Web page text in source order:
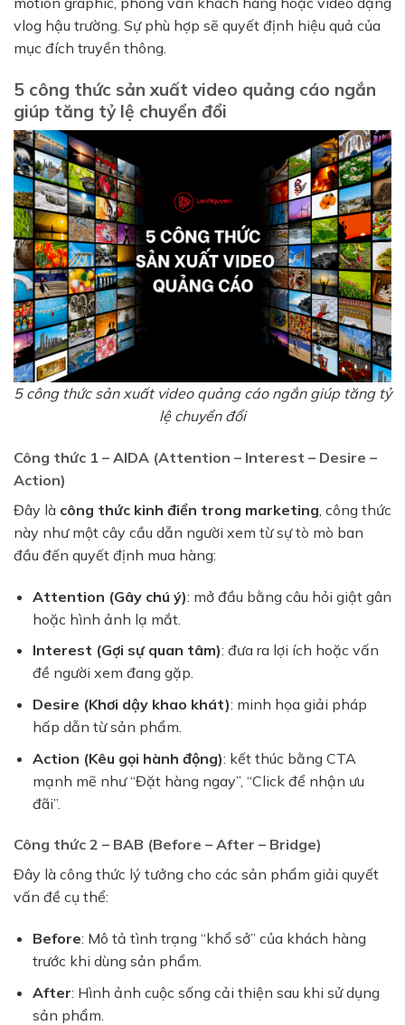
vlog hậu trường. Sự phù hợp sẽ quyết định hiệu quả của
mục đích truyền thông.
5 công thức sản xuất video quảng cáo ngắn
giúp tăng tỷ lệ chuyển đổi
5 công thức sản xuất video quảng cáo ngắn giúp tăng tỷ
lệ chuyển đổi
Công thức 1 – AIDA (Attention – Interest – Desire –
Action)
Đây là công thức kinh điển trong marketing, công thức
này như một cây cầu dẫn người xem từ sự tò mò ban
đầu đến quyết định mua hàng:
Attention (Gây chú ý): mở đầu bằng câu hỏi giật gân
hoặc hình ảnh lạ mắt.
Interest (Gợi sự quan tâm): đưa ra lợi ích hoặc vấn
đề người xem đang gặp.
Desire (Khơi dậy khao khát): minh họa giải pháp
hấp dẫn từ sản phẩm.
Action (Kêu gọi hành động): kết thúc bằng CTA
mạnh mẽ như “Đặt hàng ngay”, “Click để nhận ưu
đãi”.
Công thức 2 – BAB (Before – After – Bridge)
Đây là công thức lý tưởng cho các sản phẩm giải quyết
vấn đề cụ thể:
Before: Mô tả tình trạng “khổ sở” của khách hàng
trước khi dùng sản phẩm.
After: Hình ảnh cuộc sống cải thiện sau khi sử dụng
sản phẩm.